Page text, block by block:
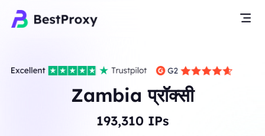
Zambia प्रॉक्सी
193,310IPs